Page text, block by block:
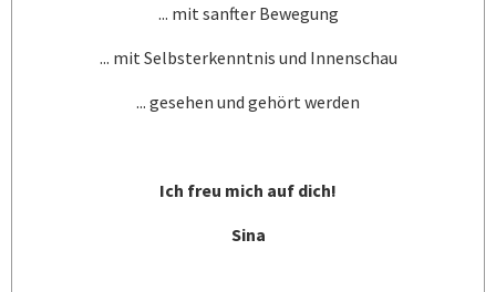
... mit sanfter Bewegung
... mit Selbsterkenntnis und Innenschau
... gesehen und gehört werden
Ich freu mich auf dich!
Sina